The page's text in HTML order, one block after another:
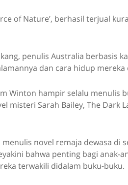
of Nature’, berhasil terjual
penulis Australia berbasis
dan cara hidup mereka
Winton hampir selalu menulis
misteri Sarah Bailey, The Dark
menulis novel remaja dewasa
bahwa penting bagi anak-
terwakili didalam buku-buku.